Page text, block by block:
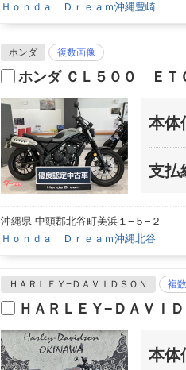
Ｈｏｎｄａ Ｄｒｅａｍ沖縄豊崎
ホンダ 複数画像
ホンダ ＣＬ５００ ＥＴ
本体
支払
沖縄県 中頭郡北谷町美浜１−５−２
Ｈｏｎｄａ Ｄｒｅａｍ沖縄北谷
ＨＡＲＬＥＹ−ＤＡＶＩＤＳＯＮ 複
ＨＡＲＬＥＹ−ＤＡＶ
本体